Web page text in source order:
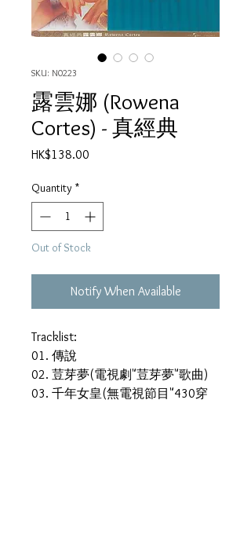
SKU: N0223
露雲娜 (Rowena
Cortes) - 真經典
HK$138.00
Quantity *
Out of Stock
Notify When Available
Tracklist:
01. 傳說
02. 荳芽夢(電視劇"荳芽夢"歌曲)
03. 千年女皇(無電視節目"430穿